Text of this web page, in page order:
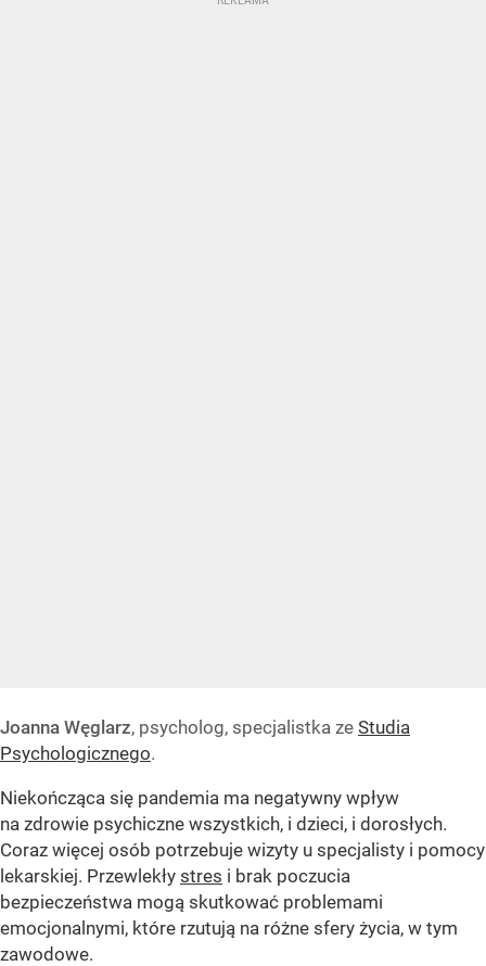
Joanna Węglarz, psycholog, specjalistka ze Studia
Psychologicznego.
Niekończąca się pandemia ma negatywny wpływ
na zdrowie psychiczne wszystkich, i dzieci, i dorosłych.
Coraz więcej osób potrzebuje wizyty u specjalisty i pomocy
lekarskiej. Przewlekły stres i brak poczucia
bezpieczeństwa mogą skutkować problemami
emocjonalnymi, które rzutują na różne sfery życia, w tym
zawodowe.